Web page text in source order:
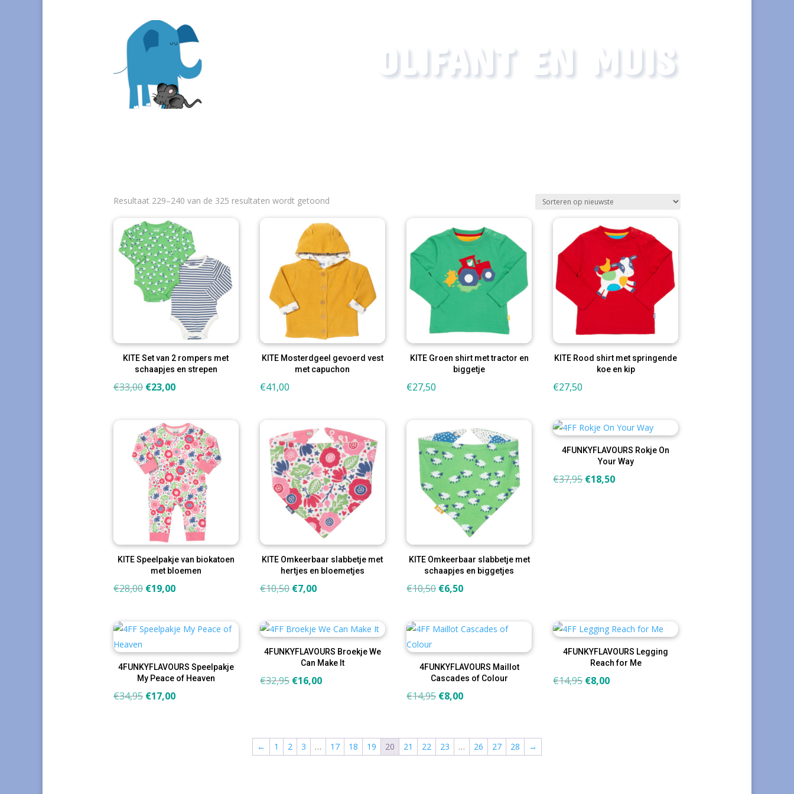
OLIFANT EN MUIS
Resultaat 229–240 van de 325 resultaten wordt getoond
nieuwste
KITE Set van 2 rompers met
schaapjes en strepen
€33,00 Oorspronkelijke
€33,00.
€23,00Huidige
€23,00.
KITE Mosterdgeel gevoerd vest
met capuchon
€41,00
KITE Groen shirt met tractor en
biggetje
€27,50
KITE Rood shirt met springende
koe en kip
€27,50
KITE Speelpakje van biokatoen
met bloemen
€28,00 Oorspronkelijke
€28,00.
€19,00Huidige
€19,00.
KITE Omkeerbaar slabbetje met
hertjes en bloemetjes
€10,50 Oorspronkelijke
€10,50.
€7,00Huidige
€7,00.
KITE Omkeerbaar slabbetje met
schaapjes en biggetjes
€10,50 Oorspronkelijke
€10,50.
€6,50Huidige
€6,50.
4FUNKYFLAVOURS Rokje On
Your Way
€37,95 Oorspronkelijke
€18,50Huidige
4FUNKYFLAVOURS Speelpakje
My Peace of Heaven
€34,95 Oorspronkelijke
€17,00Huidige
4FUNKYFLAVOURS Broekje We
Can Make It
€32,95 Oorspronkelijke
€16,00Huidige
4FUNKYFLAVOURS Maillot
Cascades of Colour
€14,95 Oorspronkelijke
€14,95.
€8,00Huidige
€8,00.
4FUNKYFLAVOURS Legging
Reach for Me
€14,95 Oorspronkelijke
€8,00Huidige
← 1 2 3 … 17 18 19 20 21 22 23 … 26 27 28 →